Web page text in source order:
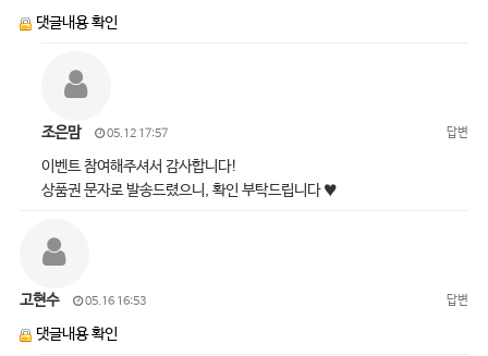
댓글내용 확인
조은맘 05.12 17:57 답변
이벤트 참여해주셔서 감사합니다!
상품권 문자로 발송드렸으니, 확인 부탁드립니다 ♥
고현수 05.16 16:53 답변
댓글내용 확인